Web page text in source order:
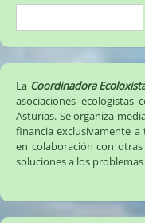
La Coordinadora
asociaciones
Asturias. Se organiza
financia exclusivamente
en colaboración con
soluciones a los